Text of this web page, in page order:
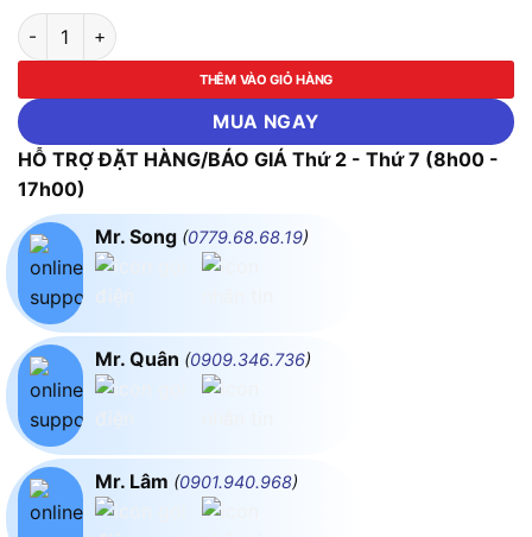
Quạt hút gắn tường Senko H200 số lượng
THÊM VÀO GIỎ HÀNG
MUA NGAY
HỖ TRỢ ĐẶT HÀNG/BÁO GIÁ Thứ 2 - Thứ 7 (8h00 -
17h00)
Mr. Song (0779.68.68.19)
Mr. Quân (0909.346.736)
Mr. Lâm (0901.940.968)